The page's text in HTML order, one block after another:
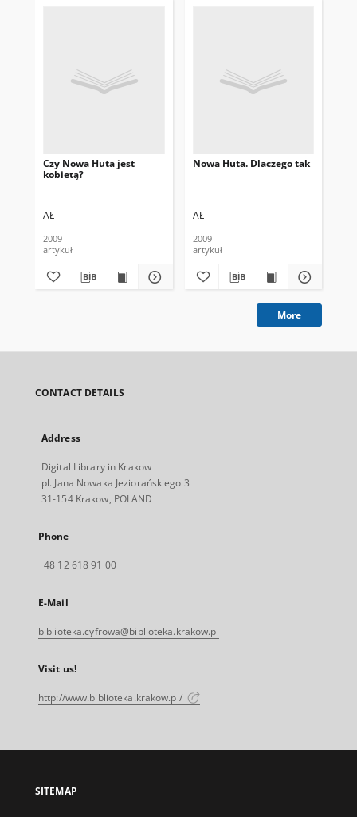
Czy Nowa Huta jest
kobietą?
AŁ
2009
artykuł
Nowa Huta. Dlaczego tak
AŁ
2009
artykuł
More
CONTACT DETAILS
Address
Digital Library in Krakow
pl. Jana Nowaka Jeziorańskiego 3
31-154 Krakow, POLAND
Phone
+48 12 618 91 00
E-Mail
biblioteka.cyfrowa@biblioteka.krakow.pl
Visit us!
http://www.biblioteka.krakow.pl/
SITEMAP